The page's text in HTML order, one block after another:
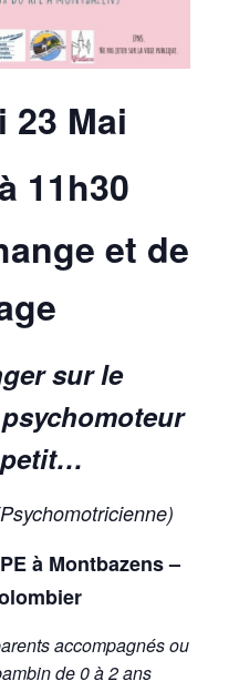
23 Mai
11h30
et de
sur le
à Montbazens –
accompagnés ou
de 0 à 2 ans